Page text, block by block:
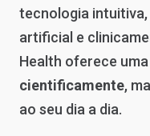
tecnologia
artificial e
Health oferece
cientificamente,
ao seu dia a dia.